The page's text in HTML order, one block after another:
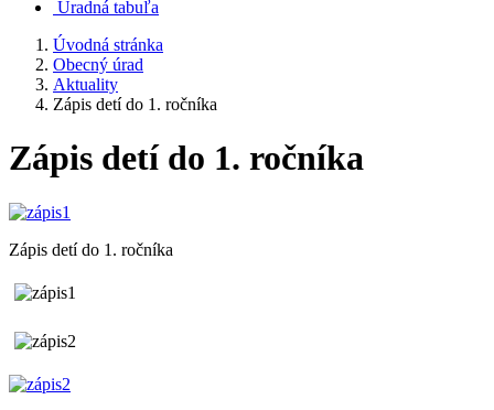
Úradná tabuľa
Úvodná stránka
Obecný úrad
Aktuality
Zápis detí do 1. ročníka
Zápis detí do 1. ročníka
Zápis detí do 1. ročníka